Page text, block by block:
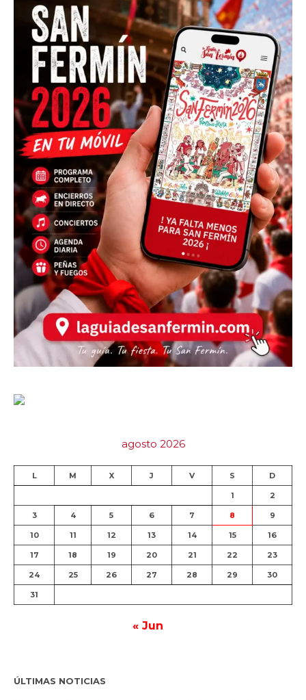
agosto 2026
L M X J V S D
1 2
3 4 5 6 7 8 9
10 11 12 13 14 15 16
17 18 19 20 21 22 23
24 25 26 27 28 29 30
31
« Jun
ÚLTIMAS NOTICIAS